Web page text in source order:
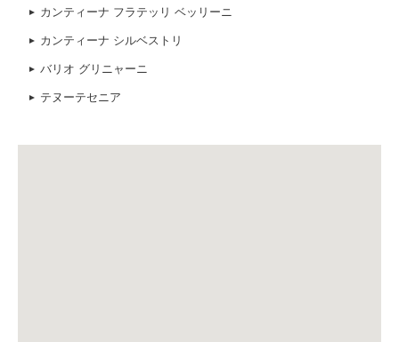
カンティーナ フラテッリ ベッリーニ
カンティーナ シルベストリ
バリオ グリニャーニ
テヌーテセニア